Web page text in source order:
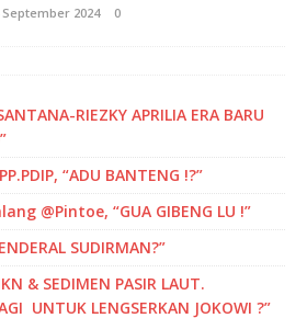
September 2024 0
RIEZKY APRILIA ERA BARU
“ADU BANTENG !?”
@Pintoe, “GUA GIBENG LU !”
SUDIRMAN?”
& SEDIMEN PASIR LAUT.
UNTUK LENGSERKAN JOKOWI ?”